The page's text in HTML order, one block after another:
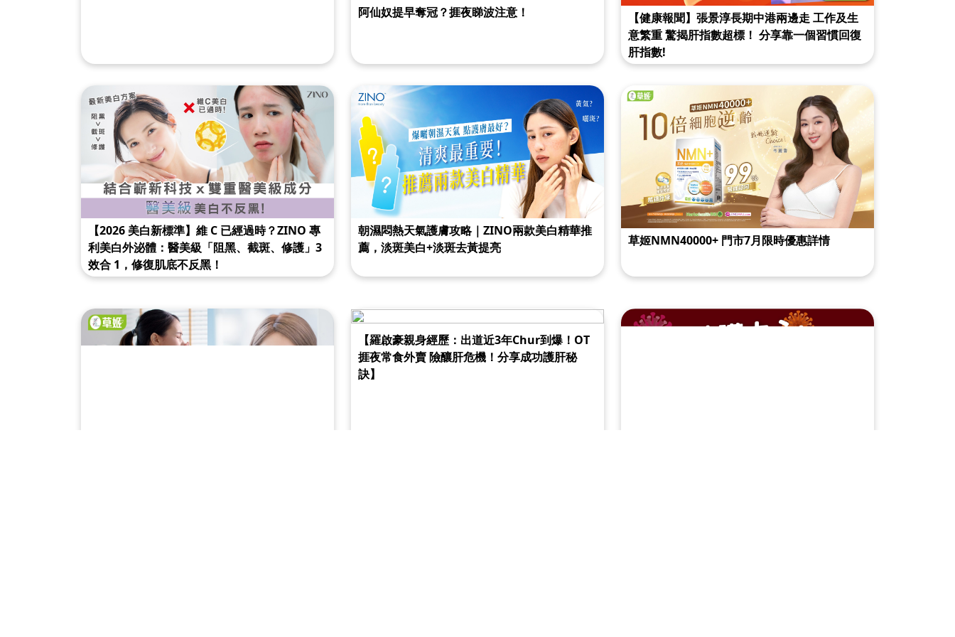
阿仙奴提早奪冠？捱夜睇波注意！
【健康報聞】張景淳長期中港兩邊走 工作及生
意繁重 驚揭肝指數超標！ 分享靠一個習慣回復
肝指數!
【2026 美白新標準】維 C 已經過時？ZINO 專
利美白外泌體：醫美級「阻黑、截斑、修護」3
效合 1，修復肌底不反黑！
朝濕悶熱天氣護膚攻略｜ZINO兩款美白精華推
薦，淡斑美白+淡斑去黃提亮
草姬NMN40000+ 門市7月限時優惠詳情
【羅啟豪親身經歷：出道近3年Chur到爆！OT
捱夜常食外賣 險釀肝危機！分享成功護肝秘
訣】